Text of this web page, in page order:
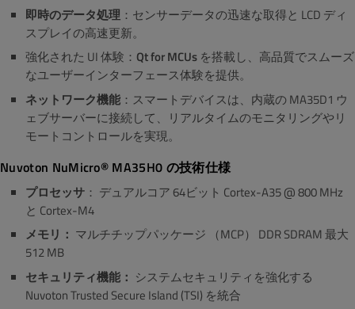
即時のデータ処理 ：センサーデータの迅速な取得と LCD ディ
スプレイの高速更新。
強化された UI 体験： Qt for MCUs を搭載し、高品質でスムーズ
なユーザーインターフェース体験を提供。
ネットワーク機能 ：スマートデバイスは、内蔵の MA35D1 ウ
ェブサーバーに接続して、リアルタイムのモニタリングやリ
モートコントロールを実現。
Nuvoton NuMicro® MA35H0 の技術仕様
プロセッサ ： デュアルコア 64ビット Cortex-A35 @ 800 MHz
と Cortex-M4
メモリ： マルチチップパッケージ （MCP） DDR SDRAM 最大
512 MB
セキュリティ機能： システムセキュリティを強化する
Nuvoton Trusted Secure Island (TSI) を統合